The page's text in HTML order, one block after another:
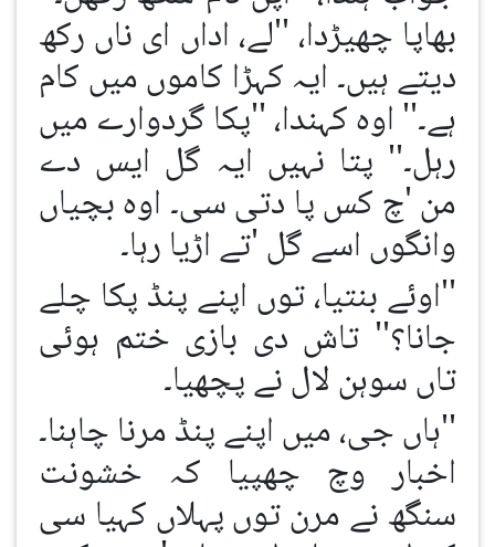
بھاپا چھیڑدا، ''لے، اداں ای ناں رکھ
دیتے ہیں۔ ایہ کہڑا کاموں میں کام
ہے۔'' اوہ کہندا، ''پکا گردوارے میں
رہل۔'' پتا نہیں ایہ گل ایس دے
من 'چ کس پا دتی سی۔ اوہ بچیاں
وانگوں اسے گل 'تے اڑیا رہا۔
''اوئے بنتیا، توں اپنے پنڈ پکا چلے
جانا؟'' تاش دی بازی ختم ہوئی
تاں سوہن لال نے پچھیا۔
''ہاں جی، میں اپنے پنڈ مرنا چاہنا۔
اخبار وچ چھپیا کہ خشونت
سنگھ نے مرن توں پہلاں کہیا سی